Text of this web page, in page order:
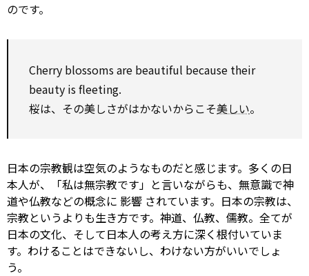
のです。
Cherry blossoms are beautiful because their
beauty is fleeting.
桜は、その美しさがはかないからこそ美しい。
日本の宗教観は空気のようなものだと感じます。多くの日
本人が、「私は無宗教です」と言いながらも、無意識で神
道や仏教などの概念に 影響 されています。日本の宗教は、
宗教というよりも生き方です。神道、仏教、儒教。全てが
日本の文化、そして日本人の考え方に深く根付いていま
す。わけることはできないし、わけない方がいいでしょ
う。